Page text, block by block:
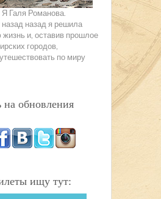
Галя Романова.
назад назад я решила
жизнь и, оставив прошлое
городов,
по миру
обновления
ищу тут: